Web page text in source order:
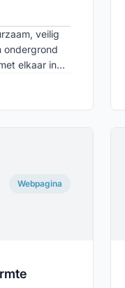
veilig
ondergrond
elkaar in
visie van de
Zaken
Webpagina